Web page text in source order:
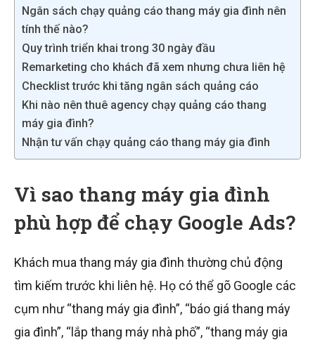
Ngân sách chạy quảng cáo thang máy gia đình nên
tính thế nào?
Quy trình triển khai trong 30 ngày đầu
Remarketing cho khách đã xem nhưng chưa liên hệ
Checklist trước khi tăng ngân sách quảng cáo
Khi nào nên thuê agency chạy quảng cáo thang
máy gia đình?
Nhận tư vấn chạy quảng cáo thang máy gia đình
Vì sao thang máy gia đình
phù hợp để chạy Google Ads?
Khách mua thang máy gia đình thường chủ động
tìm kiếm trước khi liên hệ. Họ có thể gõ Google các
cụm như “thang máy gia đình”, “báo giá thang máy
gia đình”, “lắp thang máy nhà phố”, “thang máy gia